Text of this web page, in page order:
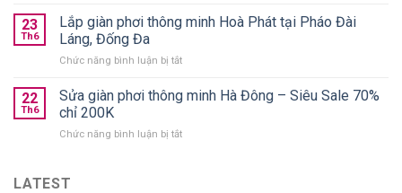
từ
nên
nào
giàn
Xuân
West
số
23
Th6
Lắp giàn phơi thông minh Hoà Phát tại Pháo Đài
Láng, Đống Đa
Chức năng bình luận bị tắtở
giàn
phơi
minh
22
Th6
Sửa giàn phơi thông minh Hà Đông – Siêu Sale 70%
chỉ 200K
Chức năng bình luận bị tắtở
LATEST